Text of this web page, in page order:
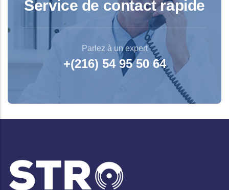
Service de contact rapide
Parlez à un expert
+(216) 54 95 50 64